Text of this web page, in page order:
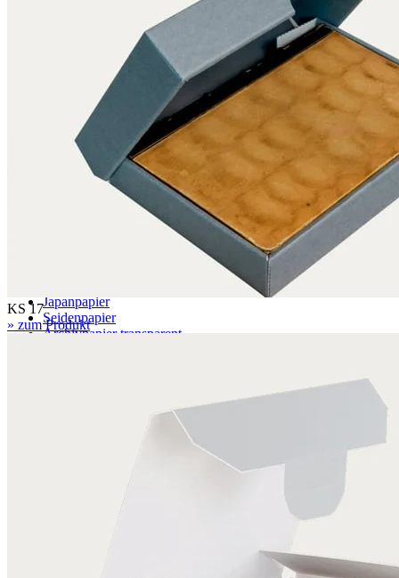
071 – naturweiß
079 – naturweiß, mit Wellenstruktur
Japanpapier
Seidenpapier
Archivpapier transparent
KS 17
» zum Produkt